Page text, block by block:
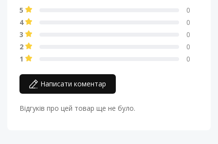
5
0
4
0
3
0
2
0
1
0
Написати коментар
Відгуків про цей товар ще не було.